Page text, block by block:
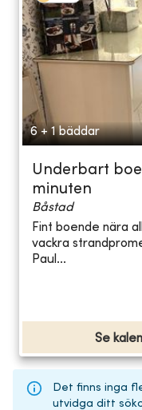
6 + 1 bäddar
Underbart
minuten
Båstad
Fint boende nära
vackra
Paul...
Se
Det finns inga
utvidga ditt